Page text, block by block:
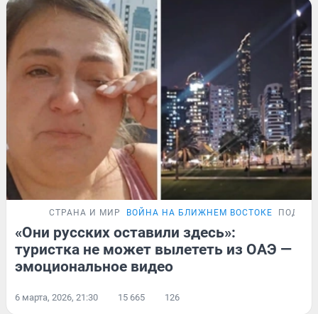
СТРАНА И МИР ВОЙНА НА БЛИЖНЕМ ВОСТОКЕ
«Они русских оставили здесь»:
туристка не может вылететь из ОАЭ —
эмоциональное видео
6 марта, 2026, 21:30 15 665 126